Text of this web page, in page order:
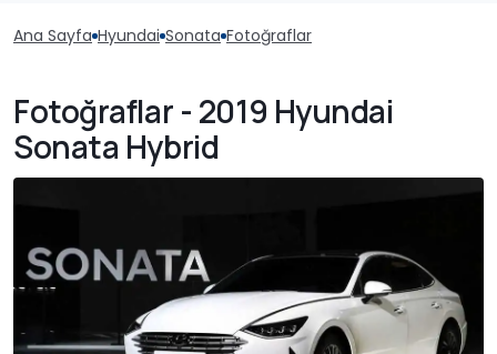
Ana Sayfa Hyundai Sonata Fotoğraflar
Fotoğraflar - 2019 Hyundai
Sonata Hybrid